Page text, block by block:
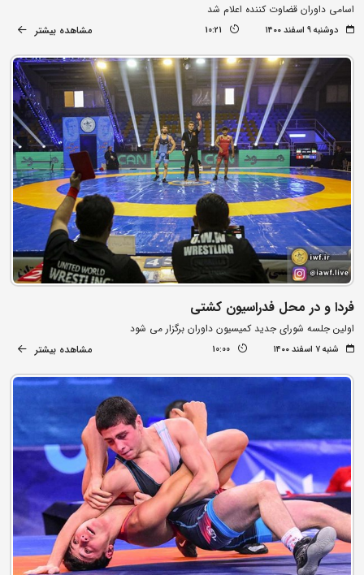
اسامی داوران قضاوت کننده اعلام شد
دوشنبه ۹ اسفند ۱۴۰۰ 10:21 مشاهده بیشتر
فردا و در محل فدراسیون کشتی
اولین جلسه شورای جدید کمیسیون داوران برگزار می شود
شنبه ۷ اسفند ۱۴۰۰ 10:00 مشاهده بیشتر